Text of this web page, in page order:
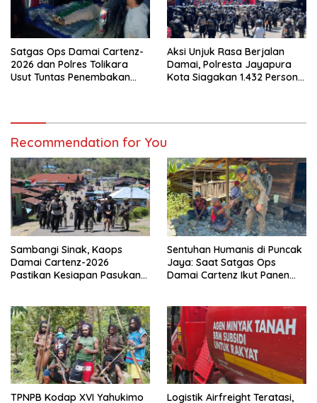
Satgas Ops Damai Cartenz-
2026 dan Polres Tolikara
Usut Tuntas Penembakan
Aksi Unjuk Rasa Berjalan
Damai, Polresta Jayapura
Kota Siagakan 1.432 Personel
Recommendation for You
Sambangi Sinak, Kaops
Damai Cartenz-2026
Pastikan Kesiapan Pasukan
Sentuhan Humanis di Puncak
Jaya: Saat Satgas Ops
Damai Cartenz Ikut Panen
TPNPB Kodap XVI Yahukimo
Logistik Airfreight Teratasi,